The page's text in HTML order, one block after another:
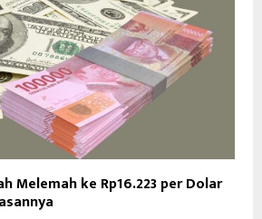
Melemah ke Rp16.223 per Dolar